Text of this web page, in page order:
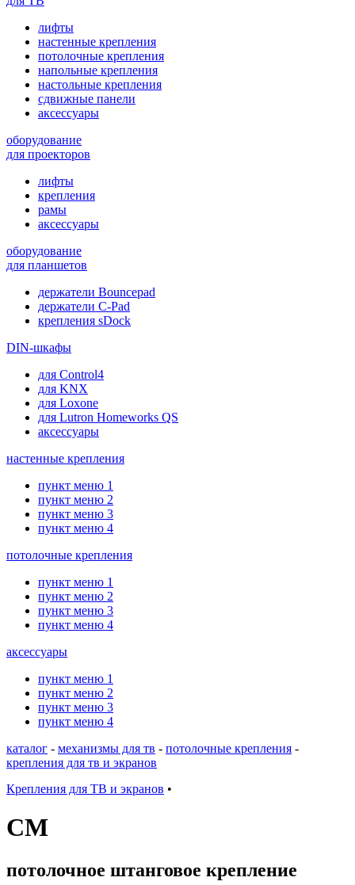
лифты
настенные крепления
потолочные крепления
напольные крепления
настольные крепления
сдвижные панели
аксессуары
оборудование
для проекторов
лифты
крепления
рамы
аксессуары
оборудование
для планшетов
держатели Bouncepad
держатели C-Pad
крепления sDock
DIN-шкафы
для Control4
для KNX
для Loxone
для Lutron Homeworks QS
аксессуары
настенные крепления
пункт меню 1
пункт меню 2
пункт меню 3
пункт меню 4
потолочные крепления
пункт меню 1
пункт меню 2
пункт меню 3
пункт меню 4
аксессуары
пункт меню 1
пункт меню 2
пункт меню 3
пункт меню 4
каталог - механизмы для тв - потолочные крепления -
крепления для тв и экранов
Крепления для ТВ и экранов •
CM
потолочное штанговое крепление